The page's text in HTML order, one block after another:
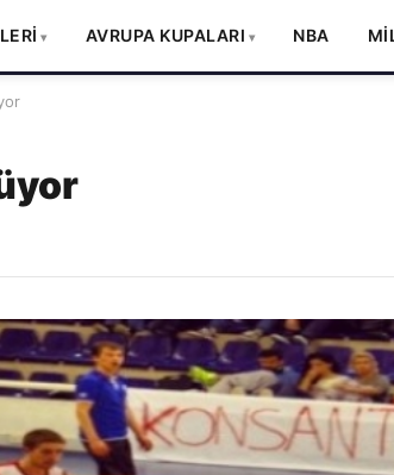
AVRUPA KUPALARI NBA